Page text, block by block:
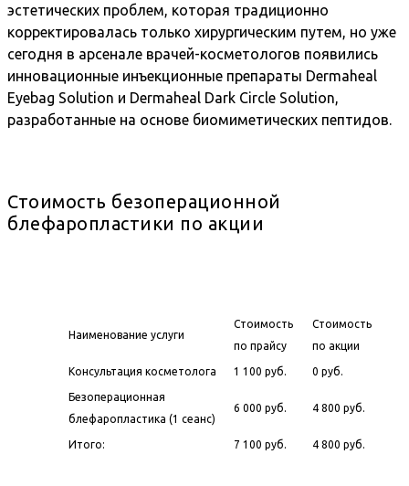
эстетических проблем, которая традиционно
корректировалась только хирургическим путем, но уже
сегодня в арсенале врачей-косметологов появились
инновационные инъекционные препараты Dermaheal
Eyebag Solution и Dermaheal Dark Circle Solution,
разработанные на основе биомиметических пептидов.
Стоимость безоперационной
блефаропластики по акции
Наименование услуги
Стоимость
по прайсу
Стоимость
по акции
Консультация косметолога 1 100 руб. 0 руб.
Безоперационная
блефаропластика (1 сеанс)
6 000 руб. 4 800 руб.
Итого: 7 100 руб. 4 800 руб.